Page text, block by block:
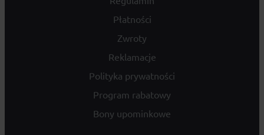
Płatności
Zwroty
Reklamacje
Polityka prywatności
Program rabatowy
Bony upominkowe